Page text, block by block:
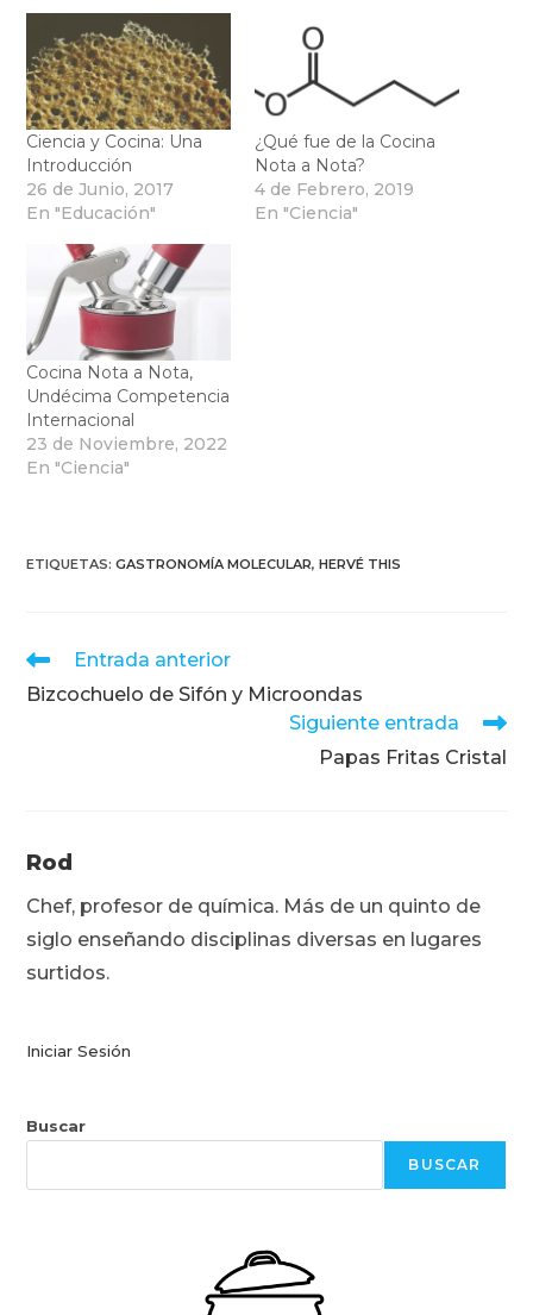
Ciencia y Cocina: Una
Introducción
26 de Junio, 2017
En "Educación"
¿Qué fue de la Cocina
Nota a Nota?
4 de Febrero, 2019
En "Ciencia"
Cocina Nota a Nota,
Undécima Competencia
Internacional
23 de Noviembre, 2022
En "Ciencia"
ETIQUETAS:GASTRONOMÍA MOLECULAR, HERVÉ THIS
Leer
artículos
Entrada anterior
Bizcochuelo de Sifón y Microondas
Siguiente entrada
Papas Fritas Cristal
Rod
Chef, profesor de química. Más de un quinto de
siglo enseñando disciplinas diversas en lugares
surtidos.
Iniciar Sesión
Buscar
BUSCAR